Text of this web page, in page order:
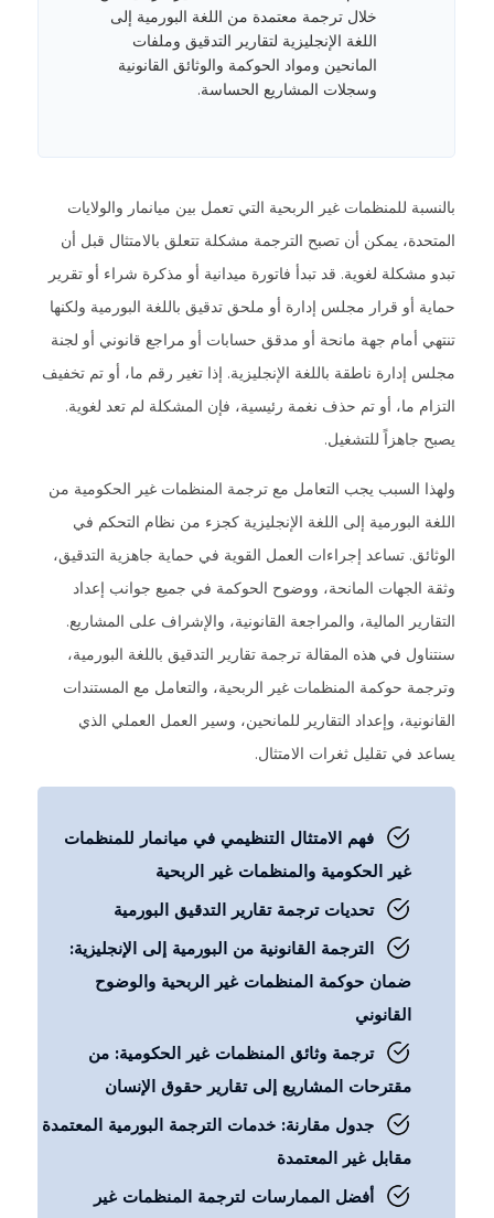
خلال ترجمة معتمدة من اللغة البورمية إلى
اللغة الإنجليزية لتقارير التدقيق وملفات
المانحين ومواد الحوكمة والوثائق القانونية
وسجلات المشاريع الحساسة.
بالنسبة للمنظمات غير الربحية التي تعمل بين ميانمار والولايات
المتحدة، يمكن أن تصبح الترجمة مشكلة تتعلق بالامتثال قبل أن
تبدو مشكلة لغوية. قد تبدأ فاتورة ميدانية أو مذكرة شراء أو تقرير
حماية أو قرار مجلس إدارة أو ملحق تدقيق باللغة البورمية ولكنها
تنتهي أمام جهة مانحة أو مدقق حسابات أو مراجع قانوني أو لجنة
مجلس إدارة ناطقة باللغة الإنجليزية. إذا تغير رقم ما، أو تم تخفيف
التزام ما، أو تم حذف نغمة رئيسية، فإن المشكلة لم تعد لغوية.
يصبح جاهزاً للتشغيل.
ولهذا السبب يجب التعامل مع ترجمة المنظمات غير الحكومية من
اللغة البورمية إلى اللغة الإنجليزية كجزء من نظام التحكم في
الوثائق. تساعد إجراءات العمل القوية في حماية جاهزية التدقيق،
وثقة الجهات المانحة، ووضوح الحوكمة في جميع جوانب إعداد
التقارير المالية، والمراجعة القانونية، والإشراف على المشاريع.
سنتناول في هذه المقالة ترجمة تقارير التدقيق باللغة البورمية،
وترجمة حوكمة المنظمات غير الربحية، والتعامل مع المستندات
القانونية، وإعداد التقارير للمانحين، وسير العمل العملي الذي
يساعد في تقليل ثغرات الامتثال.
فهم الامتثال التنظيمي في ميانمار للمنظمات
غير الحكومية والمنظمات غير الربحية
تحديات ترجمة تقارير التدقيق البورمية
الترجمة القانونية من البورمية إلى الإنجليزية:
ضمان حوكمة المنظمات غير الربحية والوضوح
القانوني
ترجمة وثائق المنظمات غير الحكومية: من
مقترحات المشاريع إلى تقارير حقوق الإنسان
جدول مقارنة: خدمات الترجمة البورمية المعتمدة
مقابل غير المعتمدة
أفضل الممارسات لترجمة المنظمات غير